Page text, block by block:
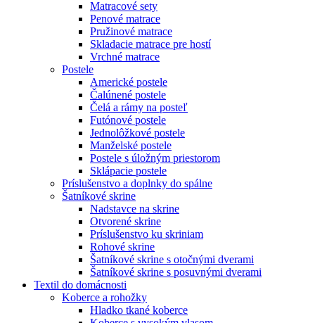
Matracové sety
Penové matrace
Pružinové matrace
Skladacie matrace pre hostí
Vrchné matrace
Postele
Americké postele
Čalúnené postele
Čelá a rámy na posteľ
Futónové postele
Jednolôžkové postele
Manželské postele
Postele s úložným priestorom
Sklápacie postele
Príslušenstvo a doplnky do spálne
Šatníkové skrine
Nadstavce na skrine
Otvorené skrine
Príslušenstvo ku skriniam
Rohové skrine
Šatníkové skrine s otočnými dverami
Šatníkové skrine s posuvnými dverami
Textil do domácnosti
Koberce a rohožky
Hladko tkané koberce